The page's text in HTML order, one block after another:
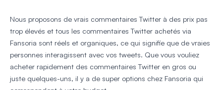
Nous proposons de vrais commentaires Twitter à des prix pas
trop élevés et tous les commentaires Twitter achetés via
Fansoria sont réels et organiques, ce qui signifie que de vraies
personnes interagissent avec vos tweets. Que vous vouliez
acheter rapidement des commentaires Twitter en gros ou
juste quelques-uns, il y a de super options chez Fansoria qui